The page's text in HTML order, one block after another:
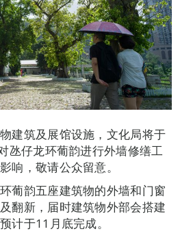
建筑及展馆设施，文化局将于
氹仔龙环葡韵进行外墙修缮工
响，敬请公众留意。
葡韵五座建筑物的外墙和门窗
翻新，届时建筑物外部会搭建
计于11月底完成。